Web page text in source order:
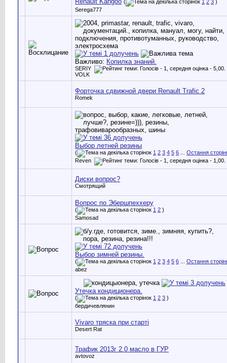
( 1 2 3 )
Serega777
Важливо: Копилка знаний.
SERIY
VOLK
Форточка сдвижной двери Renault Trafic 2
Romek
Выбор летней резины
( 1 2 3 4 5 6
Остання
Reven
Диски вопрос?
Смотрящий
Вопрос по Эбершпеххеру
( 1 2 )
Samosad
Выбор зимней резины.
( 1 2 3 4 5 6
Остання
abez
Утечка кондиционера.
( 1 2 3 )
бердичевлянин
Vivaro тряска при стартi
Desert Rat
Трафик 2013г 2.0 масло в ГУР
avtovoz